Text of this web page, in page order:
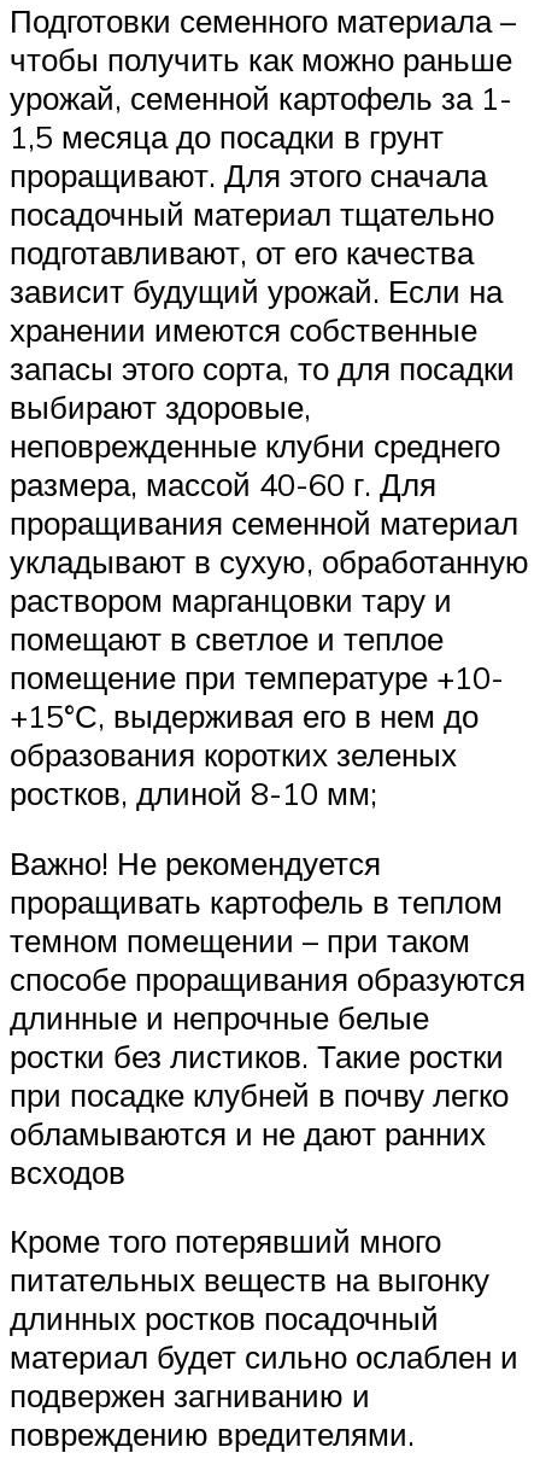
Подготовки семенного материала –
чтобы получить как можно раньше
урожай, семенной картофель за 1-
1,5 месяца до посадки в грунт
проращивают. Для этого сначала
посадочный материал тщательно
подготавливают, от его качества
зависит будущий урожай. Если на
хранении имеются собственные
запасы этого сорта, то для посадки
выбирают здоровые,
неповрежденные клубни среднего
размера, массой 40-60 г. Для
проращивания семенной материал
укладывают в сухую, обработанную
раствором марганцовки тару и
помещают в светлое и теплое
помещение при температуре +10-
+15°С, выдерживая его в нем до
образования коротких зеленых
ростков, длиной 8-10 мм;
Важно! Не рекомендуется
проращивать картофель в теплом
темном помещении – при таком
способе проращивания образуются
длинные и непрочные белые
ростки без листиков. Такие ростки
при посадке клубней в почву легко
обламываются и не дают ранних
всходов
Кроме того потерявший много
питательных веществ на выгонку
длинных ростков посадочный
материал будет сильно ослаблен и
подвержен загниванию и
повреждению вредителями.